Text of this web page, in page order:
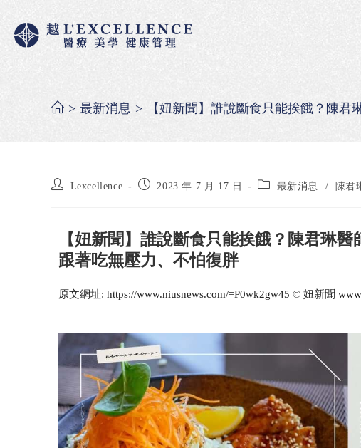
> 最新消息 > 【妞新聞】誰說斷食只能挨餓？陳
Lexcellence 2023 年 7 月 17 日 最新消息 / 陳君
【妞新聞】誰說斷食只能挨餓？陳君琳
跟著吃無壓力、不怕復胖
原文網址: https://www.niusnews.com/=P0wk2gw45 © 妞新聞